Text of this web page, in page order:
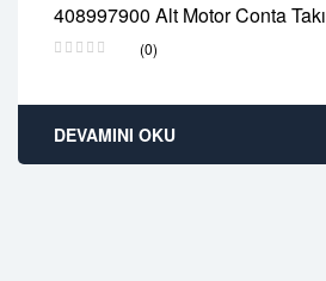
408997900 Alt Motor Conta
(0)
2 years warranty
Delivery time: 1-2 business days
DEVAMINI OKU